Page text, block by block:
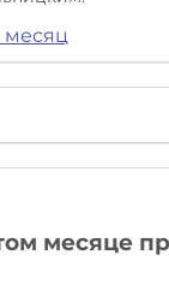
месяц
месяце